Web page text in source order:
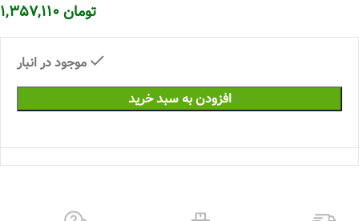
تومان
موجود در انبار
افزودن به سبد خرید